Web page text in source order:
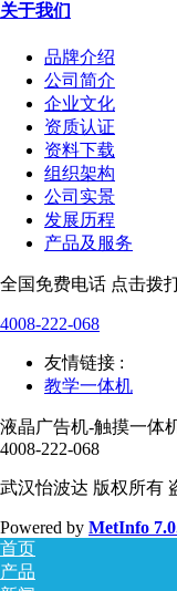
关于我们
品牌介绍
公司简介
企业文化
资质认证
资料下载
组织架构
公司实景
发展历程
产品及服务
全国免费电话 点击拨
4008-222-068
友情链接 :
教学一体机
液晶广告机-触摸一体
4008-222-068
武汉怡波达 版权所有
Powered by MetInfo
首页
产品